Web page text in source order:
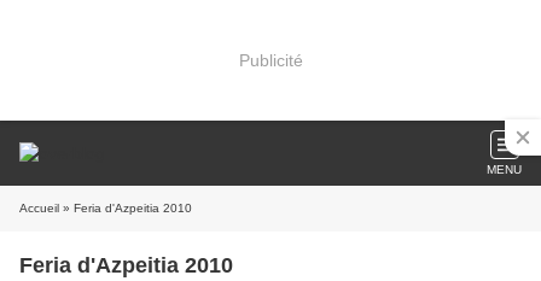
Publicité
MENU
Accueil » Feria d'Azpeitia 2010
Feria d'Azpeitia 2010